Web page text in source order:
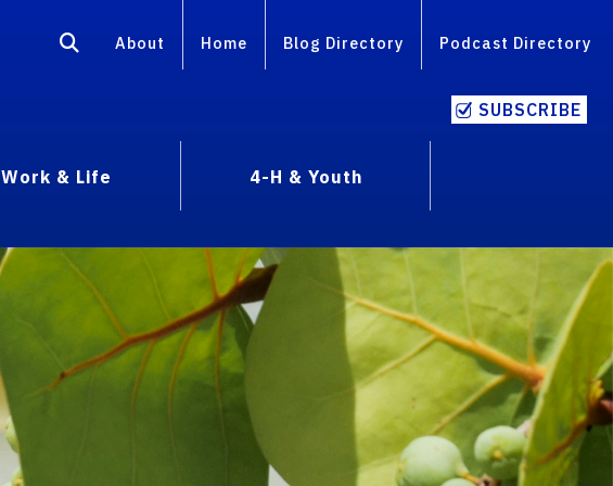
About Home Blog Directory Podcast Directory
SUBSCRIBE
Work & Life
4-H & Youth